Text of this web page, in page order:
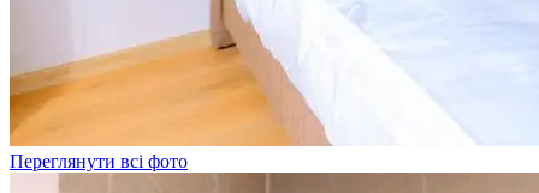
Переглянути всі фото